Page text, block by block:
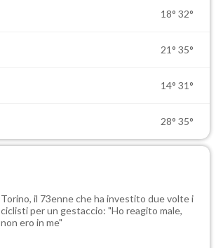
18° 32°
21° 35°
14° 31°
28° 35°
Torino, il 73enne che ha investito due volte i
ciclisti per un gestaccio: "Ho reagito male,
non ero in me"